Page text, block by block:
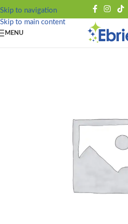
Skip to navigation
Skip to main content
MENU